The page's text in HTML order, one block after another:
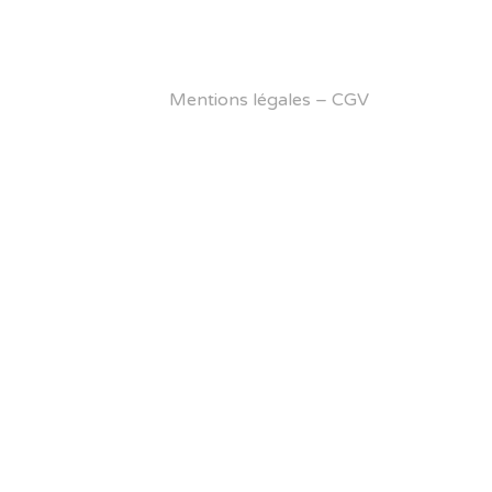
Mentions légales – CGV